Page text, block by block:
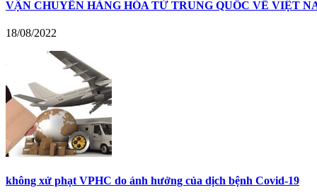
VẬN CHUYỂN HÀNG HÓA TỪ TRUNG QUỐC VỀ VIỆT
18/08/2022
không xử phạt VPHC do ảnh hưởng của dịch bệnh Covid-19